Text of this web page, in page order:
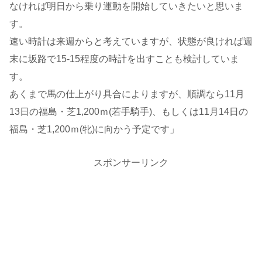
なければ明日から乗り運動を開始していきたいと思いま
す。
速い時計は来週からと考えていますが、状態が良ければ週
末に坂路で15-15程度の時計を出すことも検討していま
す。
あくまで馬の仕上がり具合によりますが、順調なら11月
13日の福島・芝1,200ｍ(若手騎手)、もしくは11月14日の
福島・芝1,200ｍ(牝)に向かう予定です」
スポンサーリンク